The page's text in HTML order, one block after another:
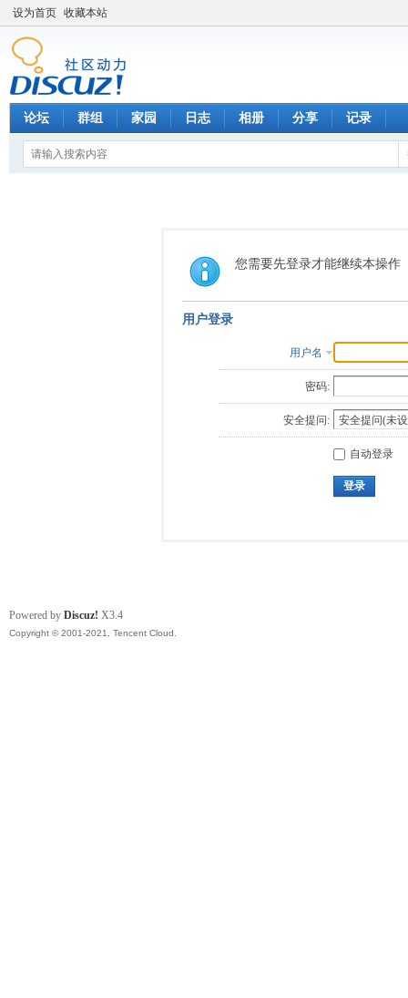
设为首页 收藏本站
论坛 群组 家园 日志 相册 分享 记录
您需要先登录才能继续本操作
用户登录
用户名
密码:
安全提问:
自动登录
登录
Powered by Discuz! X3.4
Copyright © 2001-2021, Tencent Cloud.